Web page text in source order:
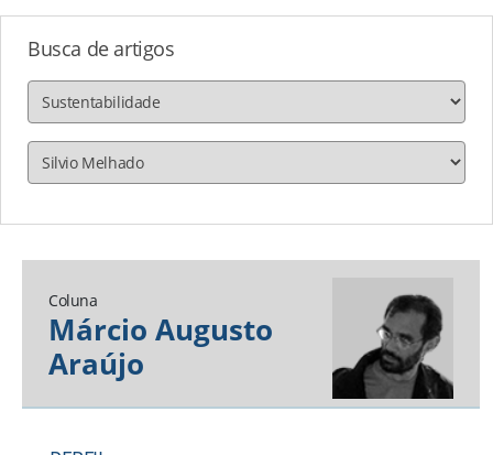
Busca de artigos
Coluna
Márcio Augusto
Araújo